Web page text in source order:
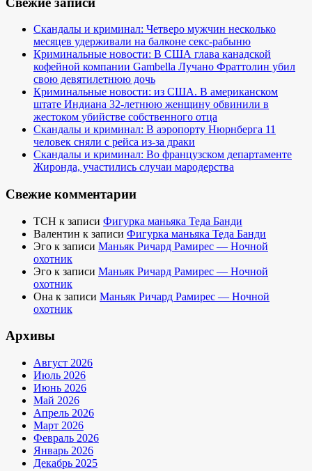
Скандалы и криминал: Четверо мужчин несколько
месяцев удерживали на балконе секс-рабыню
Криминальные новости: В США глава канадской
кофейной компании Gambella Лучано Фраттолин убил
свою девятилетнюю дочь
Криминальные новости: из США. В американском
штате Индиана 32-летнюю женщину обвинили в
жестоком убийстве собственного отца
Скандалы и криминал: В аэропорту Нюрнберга 11
человек сняли с рейса из-за драки
Скандалы и криминал: Во французском департаменте
Жиронда, участились случаи мародерства
Свежие комментарии
TCH к записи Фигурка маньяка Теда Банди
Валентин к записи Фигурка маньяка Теда Банди
Эго к записи Маньяк Ричард Рамирес — Ночной
охотник
Эго к записи Маньяк Ричард Рамирес — Ночной
охотник
Она к записи Маньяк Ричард Рамирес — Ночной
охотник
Архивы
Август 2026
Июль 2026
Июнь 2026
Май 2026
Апрель 2026
Март 2026
Февраль 2026
Январь 2026
Декабрь 2025